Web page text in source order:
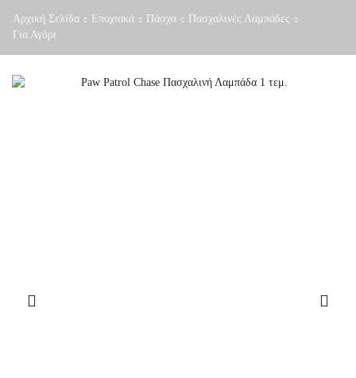
Αρχική Σελίδα Εποχιακά Πάσχα
Πασχαλινές Λαμπάδες
Για Αγόρι